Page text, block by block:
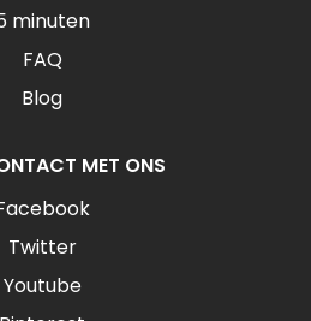
minuten
FAQ
Blog
MET ONS
Twitter
Youtube